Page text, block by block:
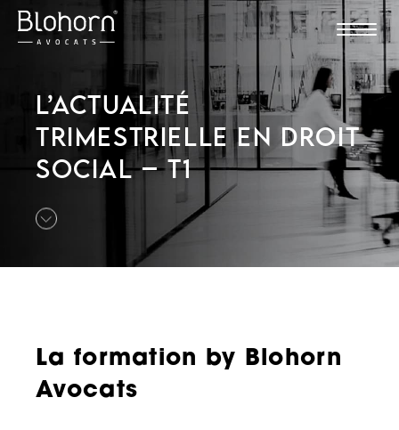
L’ACTUALITÉ
TRIMESTRIELLE EN DROIT
SOCIAL – T1
La formation by Blohorn
Avocats